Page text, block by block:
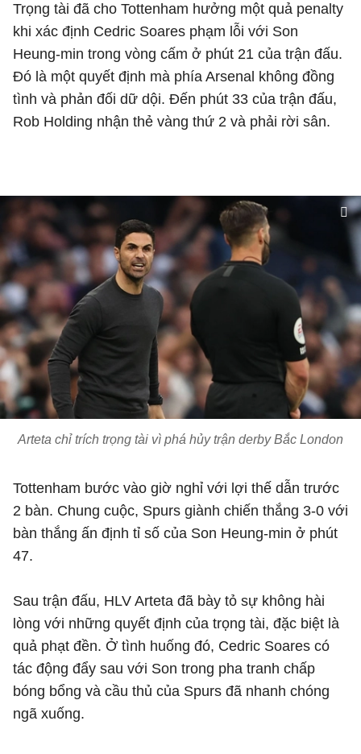
Trọng tài đã cho Tottenham hưởng một quả penalty
khi xác định Cedric Soares phạm lỗi với Son
Heung-min trong vòng cấm ở phút 21 của trận đấu.
Đó là một quyết định mà phía Arsenal không đồng
tình và phản đối dữ dội. Đến phút 33 của trận đấu,
Rob Holding nhận thẻ vàng thứ 2 và phải rời sân.
Arteta chỉ trích trọng tài vì phá hủy trận derby Bắc London
Tottenham bước vào giờ nghỉ với lợi thế dẫn trước
2 bàn. Chung cuộc, Spurs giành chiến thắng 3-0 với
bàn thắng ấn định tỉ số của Son Heung-min ở phút
47.
Sau trận đấu, HLV Arteta đã bày tỏ sự không hài
lòng với những quyết định của trọng tài, đặc biệt là
quả phạt đền. Ở tình huống đó, Cedric Soares có
tác động đẩy sau với Son trong pha tranh chấp
bóng bổng và cầu thủ của Spurs đã nhanh chóng
ngã xuống.